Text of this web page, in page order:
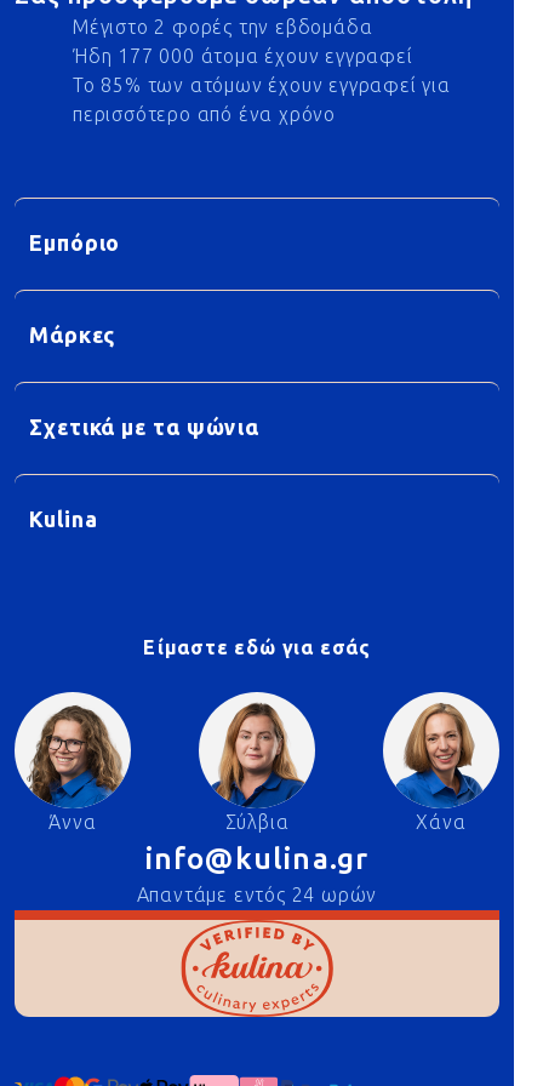
Μέγιστο 2 φορές την εβδομάδα
Ήδη 177 000 άτομα έχουν εγγραφεί
Το 85% των ατόμων έχουν εγγραφεί για
περισσότερο από ένα χρόνο
Εμπόριο
Μάρκες
Σχετικά με τα ψώνια
Kulina
Είμαστε εδώ για εσάς
Άννα Σύλβια Χάνα
info@kulina.gr
Απαντάμε εντός 24 ωρών